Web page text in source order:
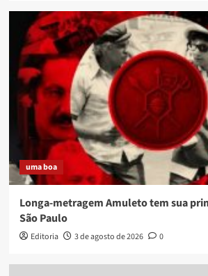
uma boa
Longa-metragem Amuleto tem sua
São Paulo
Editoria 3 de agosto de 2026 0